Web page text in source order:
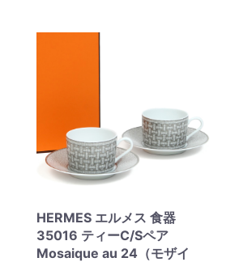
HERMES エルメス 食器
35016 ティーC/Sペア
Mosaique au 24（モザイ